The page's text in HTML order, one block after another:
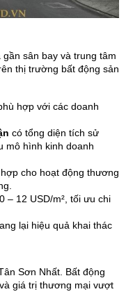
sân bay và trung tâm
thị trường bất động sản
hợp với các doanh
có tổng diện tích sử
mô hình kinh doanh
cho hoạt động thương
– 12 USD/m², tối ưu chi
lại hiệu quả khai thác
Sơn Nhất. Bất động
giá trị thương mại vượt